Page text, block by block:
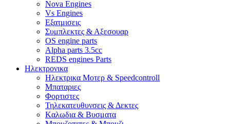
Nova Engines
Vs Engines
Εξατμισεις
Συμπλεκτες & Αξεσουαρ
OS engine parts
Alpha parts 3.5cc
REDS engines Parts
Ηλεκτρονικα
Ηλεκτρικα Μοτερ & Speedcontroll
Μπαταριες
Φορτιστες
Τηλεκατευθυνσεις & Δεκτες
Kαλωδια & Βυσματα